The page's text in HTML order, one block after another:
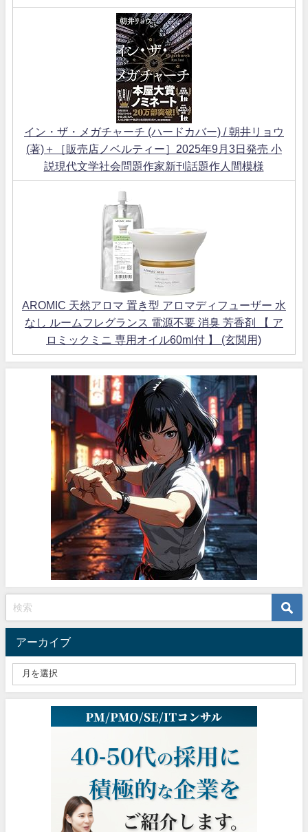
イン・ザ・メガチャーチ (ハードカバー) / 朝井リョウ
(著)＋［販売店ノベルティー］2025年9月3日発売 小
説現代文学社会問題作家新刊話題作人間模様
AROMIC 天然アロマ 置き型 アロマディフューザー 水
なし ルームフレグランス 電源不要 消臭 芳香剤 【 ア
ロミックミニ 専用オイル60ml付 】 (玄関用)
アーカイブ